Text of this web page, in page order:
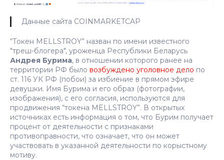
Данные сайта COINMARKETCAP
“Токен MELLSTROY” назван по имени известного
"треш-блогера", уроженца Республики Беларусь
Андрея Бурима, в отношении которого ранее на
территории РФ было возбуждено уголовное дело по
ст. 116 УК РФ (побои) за избиение в прямом эфире
девушки. Имя Бурима и его образ (фотографии,
изображения), с его согласия, используются для
продвижения “токена MELLSTROY”. В открытых
источниках есть информация о том, что Бурим получает
процент от деятельности с признаками
противоправности, что означает, что он может
участвовать в указанной деятельности по корыстному
мотиву.